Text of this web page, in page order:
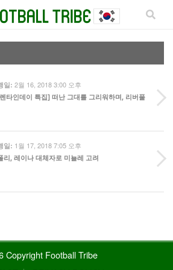
일: 2월 16, 2018 3:00 오후
타인데이 특집] 떠난 그대를 그리워하며, 리버풀
일: 1월 17, 2018 7:05 오후
리, 레이나 대체자로 미뇰레 고려
Copyright Football Tribe